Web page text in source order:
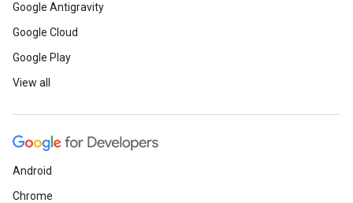
Google Antigravity
Google Cloud
Google Play
View all
Android
Chrome